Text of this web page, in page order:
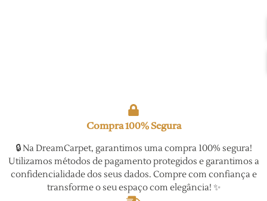
Compra 100% Segura
🔒 Na DreamCarpet, garantimos uma compra 100% segura!
Utilizamos métodos de pagamento protegidos e garantimos a
confidencialidade dos seus dados. Compre com confiança e
transforme o seu espaço com elegância! ✨